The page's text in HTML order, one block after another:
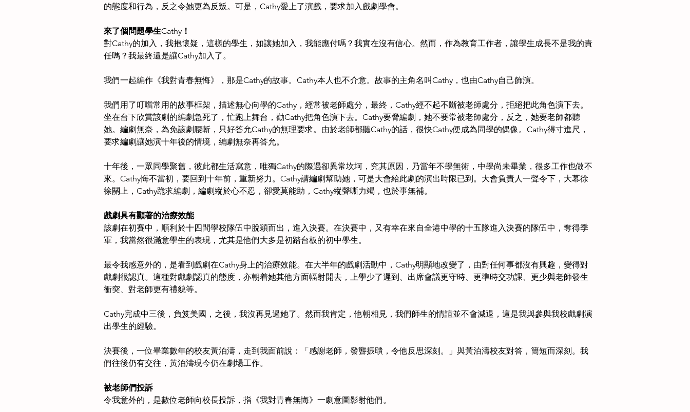
的態度和行為，反之令她更為反叛。可是，Cathy愛上了演戲，要求加入戲劇學會。
來了個問題學生Cathy ！
對Cathy的加入，我抱懷疑，這樣的學生，如讓她加入，我能應付嗎？我實在沒有信心。然而，作為教育工作者，讓學生成長不是我的責
任嗎？我最終還是讓Cathy加入了。
我們一起編作《我對青春無悔》，那是Cathy的故事。Cathy本人也不介意。故事的主角名叫Cathy，也由Cathy自己飾演。
我們用了叮噹常用的故事框架，描述無心向學的Cathy，經常被老師處分，最終，Cathy經不起不斷被老師處分，拒絕把此角色演下去。
坐在台下欣賞該劇的編劇急死了，忙跑上舞台，勸Cathy把角色演下去。Cathy要脅編劇，她不要常被老師處分，反之，她要老師都聽
她。編劇無奈，為免該劇腰斬，只好答允Cathy的無理要求。由於老師都聽Cathy的話，很快Cathy便成為同學的偶像。Cathy得寸進尺，
要求編劇讓她演十年後的情境，編劇無奈再答允。
十年後，一眾同學聚舊，彼此都生活寫意，唯獨Cathy的際遇卻異常坎坷，究其原因，乃當年不學無術，中學尚未畢業，很多工作也做不
來。Cathy悔不當初，要回到十年前，重新努力。Cathy請編劇幫助她，可是大會給此劇的演出時限已到。大會負責人一聲令下，大幕徐
徐關上，Cathy跪求編劇，編劇縱於心不忍，卻愛莫能助，Cathy縱聲嘶力竭，也於事無補。
戲劇具有顯著的治療效能
該劇在初賽中，順利於十四間學校隊伍中脫穎而出，進入決賽。在決賽中，又有幸在來自全港中學的十五隊進入決賽的隊伍中，奪得季
軍，我當然很滿意學生的表現，尤其是他們大多是初踏台板的初中學生。
最令我感意外的，是看到戲劇在Cathy身上的治療效能。在大半年的戲劇活動中，Cathy明顯地改變了，由對任何事都沒有興趣，變得對
戲劇很認真。這種對戲劇認真的態度，亦朝着她其他方面幅射開去，上學少了遲到、出席會議更守時、更準時交功課、更少與老師發生
衝突、對老師更有禮貌等。
Cathy完成中三後，負笈美國，之後，我沒再見過她了。然而我肯定，他朝相見，我們師生的情誼並不會減退，這是我與參與我校戲劇演
出學生的經驗。
決賽後，一位畢業數年的校友黃泊濤，走到我面前說：「感謝老師，發聾振聵，令他反思深刻。」與黃泊濤校友對答，簡短而深刻。我
們往後仍有交往，黃泊濤現今仍在劇場工作。
被老師們投訴
令我意外的，是數位老師向校長投訴，指《我對青春無悔》一劇意圖影射他們。